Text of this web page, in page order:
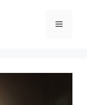
Meniu